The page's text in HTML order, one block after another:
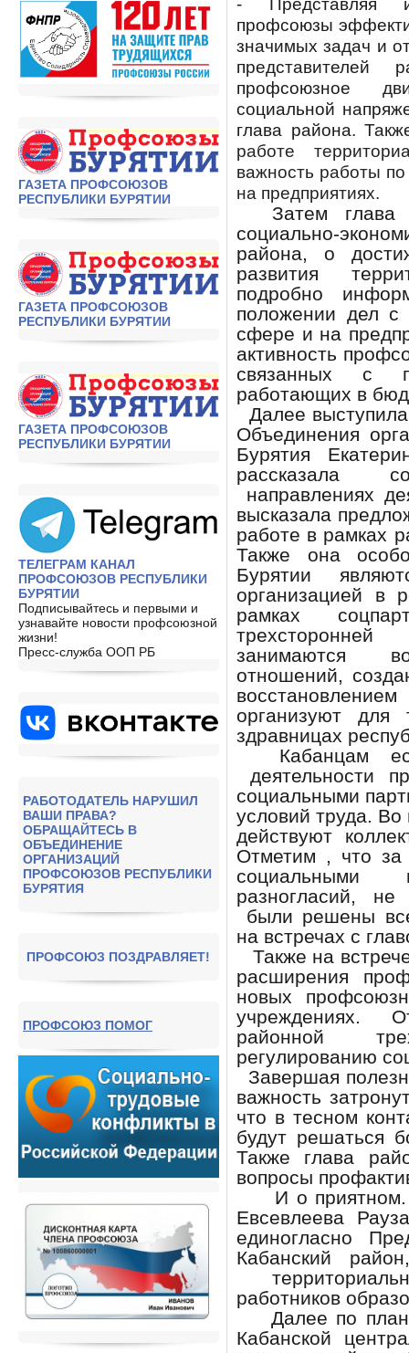
ГАЗЕТА ПРОФСОЮЗОВ
РЕСПУБЛИКИ БУРЯТИИ
ГАЗЕТА ПРОФСОЮЗОВ
РЕСПУБЛИКИ БУРЯТИИ
ГАЗЕТА ПРОФСОЮЗОВ
РЕСПУБЛИКИ БУРЯТИИ
ТЕЛЕГРАМ КАНАЛ
ПРОФСОЮЗОВ РЕСПУБЛИКИ
БУРЯТИИ
Подписывайтесь и первыми и
узнавайте новости профсоюзной
жизни!
Пресс-служба ООП РБ
РАБОТОДАТЕЛЬ НАРУШИЛ
ВАШИ ПРАВА?
ОБРАЩАЙТЕСЬ В
ОБЪЕДИНЕНИЕ
ОРГАНИЗАЦИЙ
ПРОФСОЮЗОВ РЕСПУБЛИКИ
БУРЯТИЯ
ПРОФСОЮЗ ПОЗДРАВЛЯЕТ!
ПРОФСОЮЗ ПОМОГ
- Представляя
профсоюзы
значимых задач и
профсоюзное
социальной
глава района.
работе
важность работы
на предприятиях.
Затем глава
социально-
района, о
развития
подробно
положении дел с
сфере и на
активность
связанных с
работающих в
Далее
Объединения
Бурятия
рассказала
направлениях
высказала
работе в рамках
Также она
Бурятии
организацией в
рамках
занимаются
отношений,
организуют для
здравницах
Кабанцам
деятельности
социальными
условий труда.
действуют
Отметим , что за
социальными
разногласий,
были решены
на встречах с
Также на
расширения
новых
учреждениях.
районной
регулированию
Завершая
важность
что в тесном
будут решаться
Также глава
вопросы
И о приятном.
Евсевлеева
единогласно
Кабанский
работников
Далее по
Кабанской